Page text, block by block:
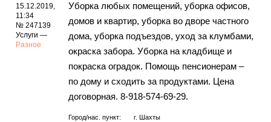
15.12.2019,
11:34
№ 247139
Услуги —
Разное
Уборка любых помещений, уборка офисов,
домов и квартир, уборка во дворе частного
дома, уборка подъездов, уход за клумбами,
окраска забора. Уборка на кладбище и
покраска оградок. Помощь пенсионерам –
по дому и сходить за продуктами. Цена
договорная. 8-918-574-69-29.
Город/нас. пункт: г. Шахты